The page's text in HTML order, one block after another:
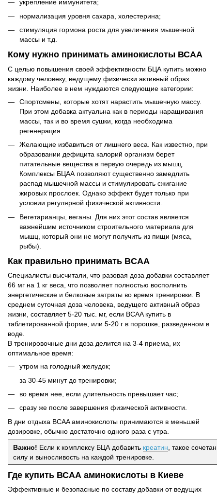
укрепление иммунитета;
нормализация уровня сахара, холестерина;
стимуляция гормона роста для увеличения мышечной
массы и т.д.
Кому нужно принимать аминокислоты ВСАА
С целью повышения своей эффективности БЦА купить можно
каждому человеку, ведущему физически активный образ
жизни. Наиболее в нем нуждаются следующие категории:
Спортсмены, которые хотят нарастить мышечную массу.
При этом добавка актуальна как в периоды наращивания
массы, так и во время сушки, когда необходима
регенерация.
Желающие избавиться от лишнего веса. Как известно, при
образовании дефицита калорий организм берет
питательные вещества в первую очередь из мышц.
Комплексы БЦАА позволяют существенно замедлить
распад мышечной массы и стимулировать сжигание
жировых прослоек. Однако эффект будет только при
условии регулярной физической активности.
Вегетарианцы, веганы. Для них этот состав является
важнейшим источником строительного материала для
мышц, который они не могут получить из пищи (мяса,
рыбы).
Как правильно принимать BCAA
Специалисты высчитали, что разовая доза добавки составляет
66 мг на 1 кг веса, что позволяет полностью восполнить
энергетические и белковые затраты во время тренировки. В
среднем суточная доза человека, ведущего активный образ
жизни, составляет 5-20 тыс. мг, если BCAA купить в
таблетированной форме, или 5-20 г в порошке, разведенном в
воде.
В тренировочные дни доза делится на 3-4 приема, их
оптимальное время:
утром на голодный желудок;
за 30-45 минут до тренировки;
во время нее, если длительность превышает час;
сразу же после завершения физической активности.
В дни отдыха BCAA аминокислоты принимаются в меньшей
дозировке, обычно достаточно одного раза с утра.
Важно! Если к комплексу БЦА добавить креатин , такое
силу и выносливость на каждой тренировке.
Где купить ВСАА аминокислоты в Киеве
Эффективные и безопасные по составу добавки от ведущих